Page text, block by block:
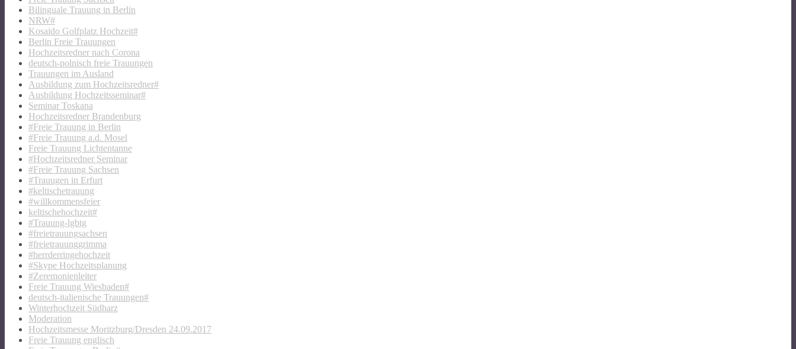
Bilinguale Trauung in Berlin
NRW#
Kosaido Golfplatz Hochzeit#
Berlin Freie Trauungen
Hochzeitsredner nach Corona
deutsch-polnisch freie Trauungen
Trauungen im Ausland
Ausbildung zum Hochzeitsredner#
Ausbildung Hochzeitsseminar#
Seminar Toskana
Hochzeitsredner Brandenburg
#Freie Trauung in Berlin
#Freie Trauung a.d. Mosel
Freie Trauung Lichtentanne
#Hochzeitsredner Seminar
#Freie Trauung Sachsen
#Trauugen in Erfurt
#keltischetrauung
#willkommensfeier
keltischehochzeit#
#Trauung-lgbtg
#freietrauungsachsen
#freietrauunggrimma
#herrderringehochzeit
#Skype Hochzeitsplanung
#Zeremonienleiter
Freie Trauung Wiesbaden#
deutsch-italienische Trauungen#
Winterhochzeit Südharz
Moderation
Hochzeitsmesse Moritzburg/Dresden 24.09.2017
Freie Trauung englisch